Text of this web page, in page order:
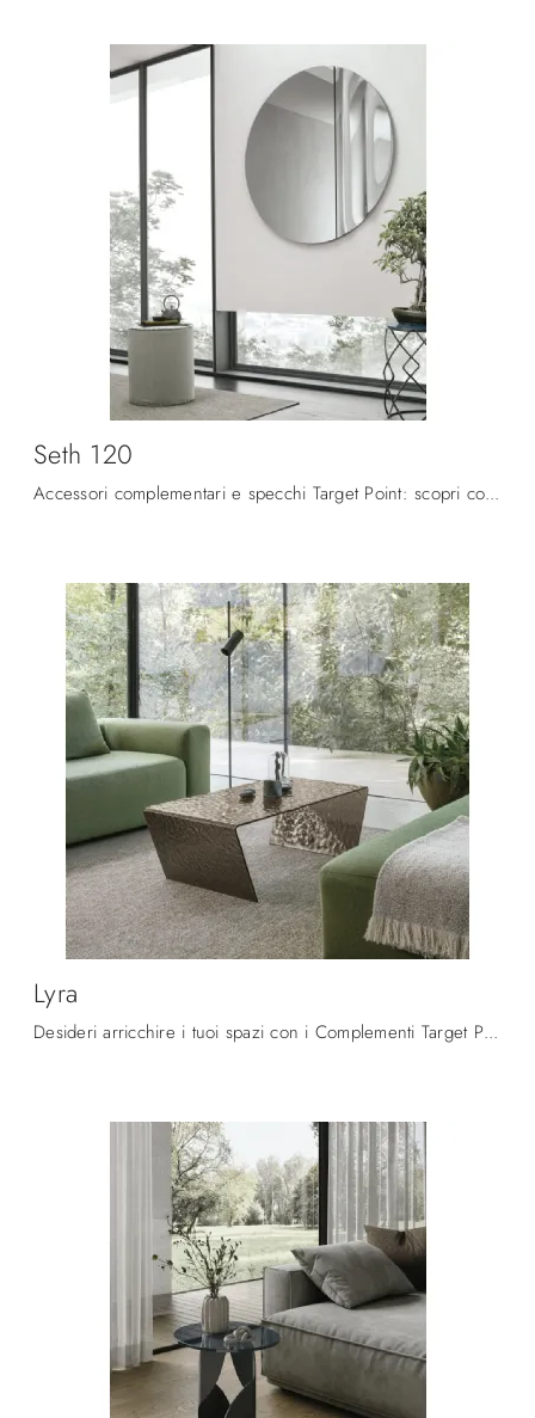
Seth 120
Accessori complementari e specchi Target Point: scopri come arricchire i tuoi locali moderni con il modello Seth 120.
Lyra
Desideri arricchire i tuoi spazi con i Complementi Target Point? Ecco qui vari modelli di tavolini in vetro come Lyra.